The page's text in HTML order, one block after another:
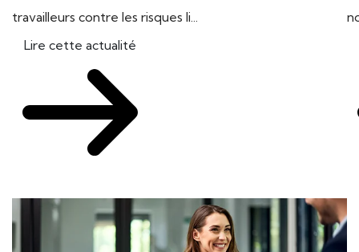
travailleurs contre les risques li...
Lire cette actualité